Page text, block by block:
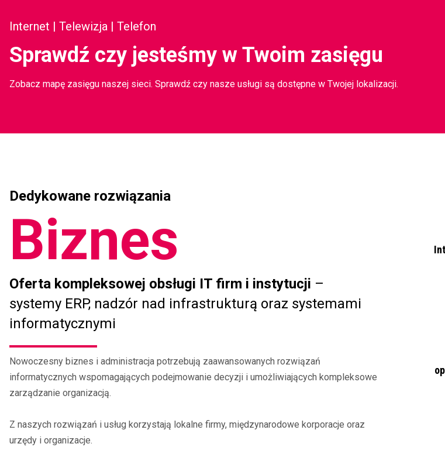
Internet | Telewizja | Telefon
Sprawdź czy jesteśmy w Twoim zasięgu
Zobacz mapę zasięgu naszej sieci. Sprawdź czy nasze usługi są dostępne w Twojej lokalizacji.
Dedykowane rozwiązania
Biznes
Oferta kompleksowej obsługi IT firm i instytucji –
systemy ERP, nadzór nad infrastrukturą oraz systemami
informatycznymi
Nowoczesny biznes i administracja potrzebują zaawansowanych rozwiązań
informatycznych wspomagających podejmowanie decyzji i umożliwiających kompleksowe
zarządzanie organizacją.
Z naszych rozwiązań i usług korzystają lokalne firmy, międzynarodowe korporacje oraz
urzędy i organizacje.